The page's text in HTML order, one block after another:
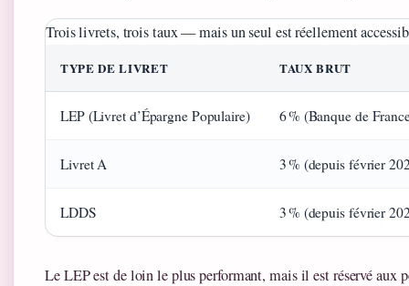
Trois livrets, trois taux — mais un seul est réellement
TYPE DE LIVRET TAUX BRUT
LEP (Livret d’Épargne Populaire) 6 % (Banque de
Livret A 3 % (depuis février
LDDS 3 % (depuis février
Le LEP est de loin le plus performant, mais il est réservé aux